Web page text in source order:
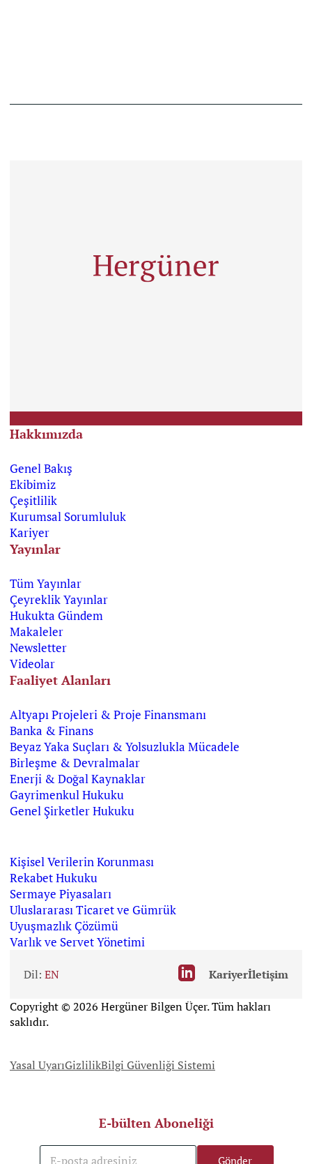
Hakkımızda
Genel Bakış
Ekibimiz
Çeşitlilik
Kurumsal Sorumluluk
Kariyer
Yayınlar
Tüm Yayınlar
Çeyreklik Yayınlar
Hukukta Gündem
Makaleler
Newsletter
Videolar
Faaliyet Alanları
Altyapı Projeleri & Proje Finansmanı
Banka & Finans
Beyaz Yaka Suçları & Yolsuzlukla Mücadele
Birleşme & Devralmalar
Enerji & Doğal Kaynaklar
Gayrimenkul Hukuku
Genel Şirketler Hukuku
Kişisel Verilerin Korunması
Rekabet Hukuku
Sermaye Piyasaları
Uluslararası Ticaret ve Gümrük
Uyuşmazlık Çözümü
Varlık ve Servet Yönetimi
Dil: EN Kariyerİletişim
Copyright © 2026 Hergüner Bilgen Üçer. Tüm hakları
saklıdır.
Yasal UyarıGizlilikBilgi Güvenliği Sistemi
E-bülten Aboneliği
*E
Gönder